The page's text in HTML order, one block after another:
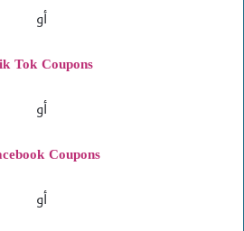
أو
Tok Coupons
أو
Coupons
أو